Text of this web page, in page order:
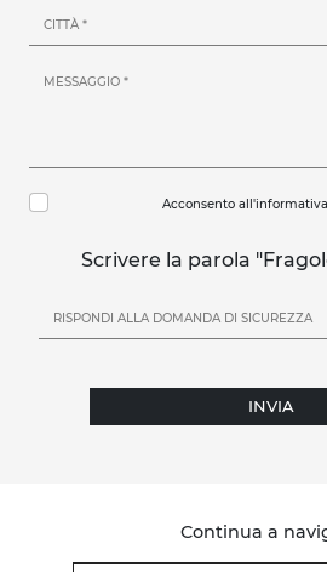
Acconsento
Scrivere la parola
INVIA
Continua a